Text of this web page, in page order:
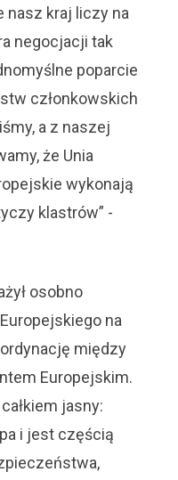
nasz kraj liczy na
negocjacji tak
poparcie
członkowskich
a z naszej
że Unia
wykonają
klastrów” -
osobno
na
między
Europejskim.
jasny:
i jest częścią